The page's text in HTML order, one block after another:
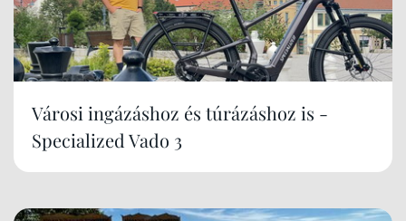
Városi ingázáshoz és túrázáshoz is -
Specialized Vado 3